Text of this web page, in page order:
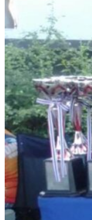
กลุ่
กลุ่
หลักสูตร
หลักสูตร
หลักสูตร
หลักสูตร
ข่าวสารและกิจ
นักเรียนปัจจุบัน
ห้องสมุด
ตรวจสอบ
ชมรม KC
E-Learning
การเรีย